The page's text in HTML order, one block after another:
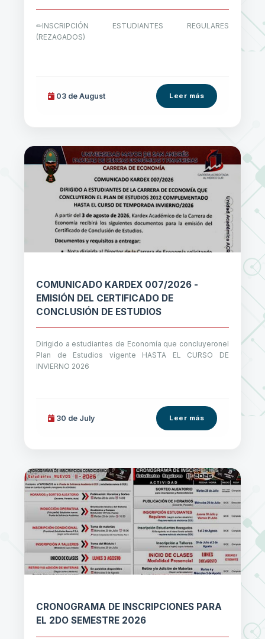
✏INSCRIPCIÓN ESTUDIANTES REGULARES
(REZAGADOS)
03 de August Leer más
COMUNICADO KARDEX 007/2026 -
EMISIÓN DEL CERTIFICADO DE
CONCLUSIÓN DE ESTUDIOS
Dirigido a estudiantes de Economía que concluyeronel
Plan de Estudios vigente HASTA EL CURSO DE
INVIERNO 2026
30 de July Leer más
CRONOGRAMA DE INSCRIPCIONES PARA
EL 2DO SEMESTRE 2026